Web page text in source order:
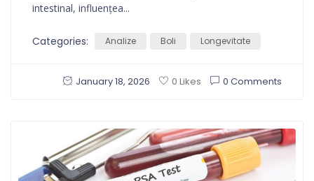
intestinal, influențea...
Categories: Analize Boli Longevitate
January 18, 2026 0 Likes 0 Comments